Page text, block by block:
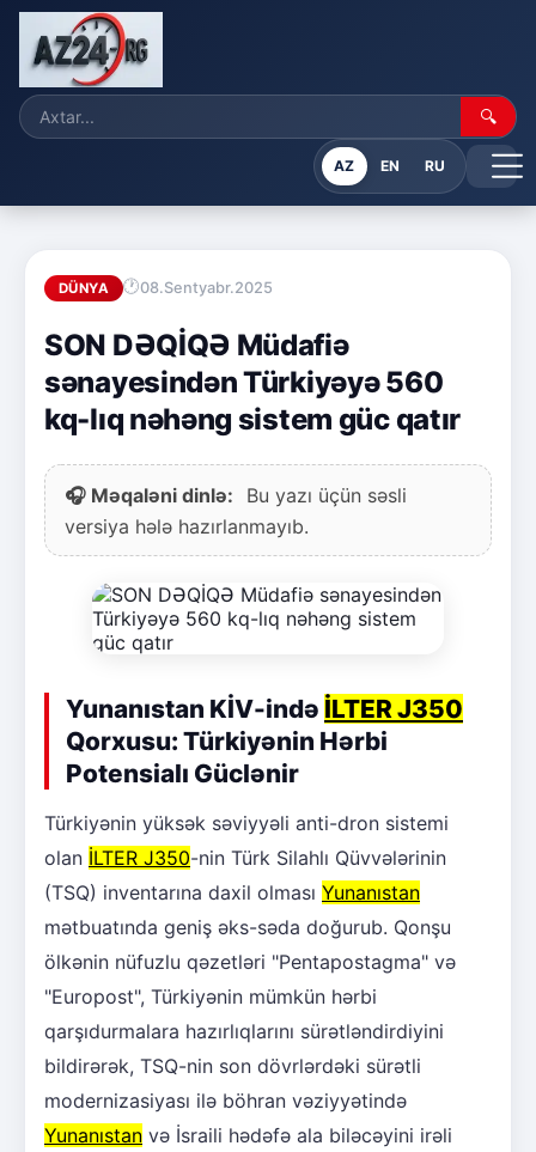
🔍
AZ EN RU
DÜNYA 08.Sentyabr.2025
SON DƏQİQƏ Müdafiə
sənayesindən Türkiyəyə 560
kq-lıq nəhəng sistem güc qatır
🎧 Məqaləni dinlə:
Bu yazı üçün səsli
versiya hələ hazırlanmayıb.
Yunanıstan KİV-ində İLTER J350
Qorxusu: Türkiyənin Hərbi
Potensialı Güclənir
Türkiyənin yüksək səviyyəli anti-dron sistemi
olan İLTER J350-nin Türk Silahlı Qüvvələrinin
(TSQ) inventarına daxil olması Yunanıstan
mətbuatında geniş əks-səda doğurub. Qonşu
ölkənin nüfuzlu qəzetləri "Pentapostagma" və
"Europost", Türkiyənin mümkün hərbi
qarşıdurmalara hazırlıqlarını sürətləndirdiyini
bildirərək, TSQ-nin son dövrlərdəki sürətli
modernizasiyası ilə böhran vəziyyətində
Yunanıstan və İsraili hədəfə ala biləcəyini irəli